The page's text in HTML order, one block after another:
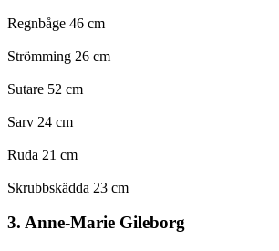
Regnbåge 46 cm
Strömming 26 cm
Sutare 52 cm
Sarv 24 cm
Ruda 21 cm
Skrubbskädda 23 cm
3. Anne-Marie Gileborg